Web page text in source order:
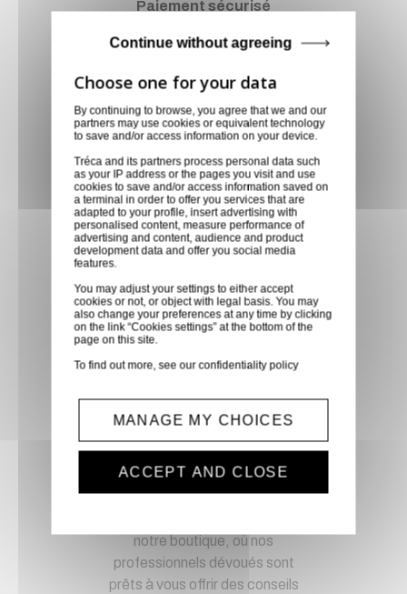
Paiement sécurisé
Paiement CB, virement,
Service client
Optez pour la tranquillité
d'esprit en confiant vos
demandes techniques et devis
à notre service clients par mail.
Notre équipe d'experts est
prête à vous fournir des
réponses rapides. Envoyez-
nous un mail aujourd'hui pour
bénéficier de conseils
recevoir un devis personnalisé,
adapté à vos besoins
spécifiques
Magasin physique
Découvrez une expérience de
notre boutique, où nos
professionnels dévoués sont
prêts à vous offrir des conseils
By continuing to browse, you agree that we and our
partners may use cookies or equivalent technology
to save and/or access information on your device.
Tréca and its partners process personal data such
as your IP address or the pages you visit and use
cookies to save and/or access information saved on
a terminal in order to offer you services that are
adapted to your profile, insert advertising with
personalised content, measure performance of
advertising and content, audience and product
development data and offer you social media
features.
You may adjust your settings to either accept
cookies or not, or object with legal basis. You may
also change your preferences at any time by clicking
on the link “Cookies settings” at the bottom of the
page on this site.
To find out more, see ourconfidentiality policy
Continue without agreeing
MANAGE MY CHOICES
ACCEPT AND CLOSE